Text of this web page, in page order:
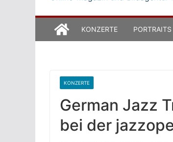
KONZERTE PORTRAITS
KONZERTE
German Jazz
bei der